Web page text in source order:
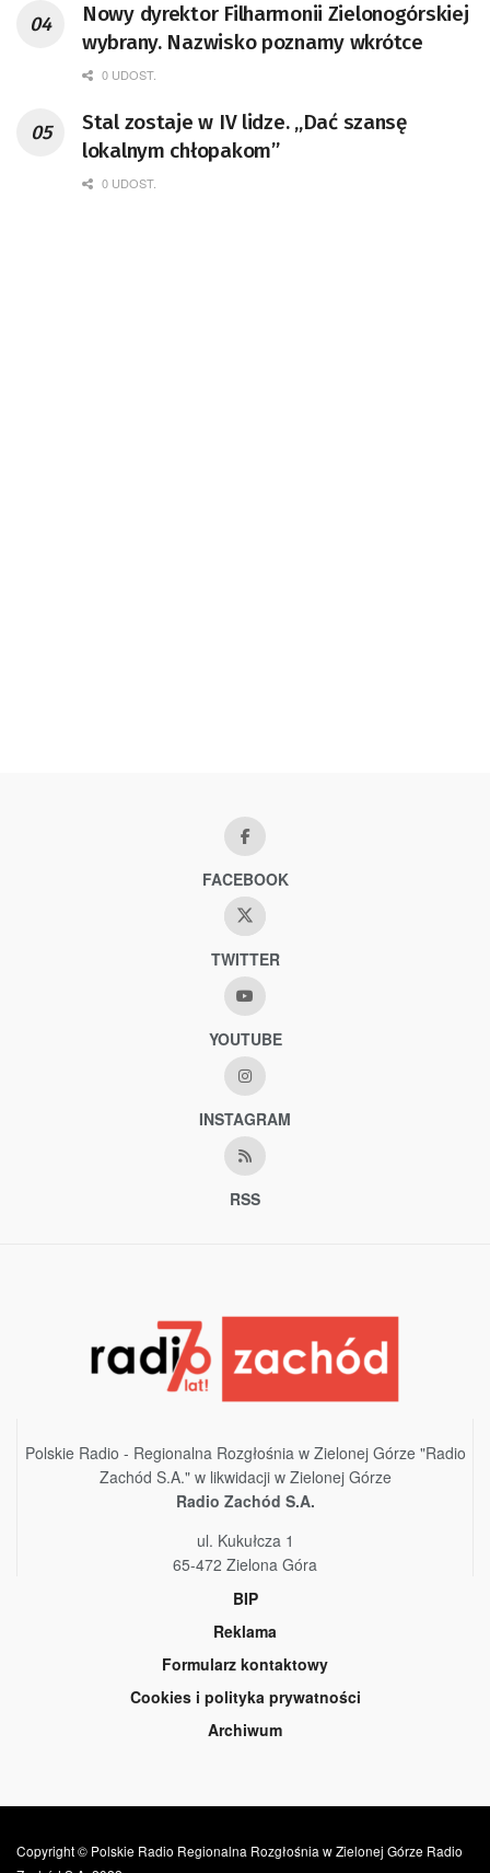
Nowy dyrektor Filharmonii Zielonogórskiej
wybrany. Nazwisko poznamy wkrótce
0 UDOST.
Stal zostaje w IV lidze. „Dać szansę
lokalnym chłopakom”
0 UDOST.
FACEBOOK
TWITTER
YOUTUBE
INSTAGRAM
RSS
Polskie Radio - Regionalna Rozgłośnia w Zielonej Górze "Radio
Zachód S.A." w likwidacji w Zielonej Górze
Radio Zachód S.A.
ul. Kukułcza 1
65-472 Zielona Góra
BIP
Reklama
Formularz kontaktowy
Cookies i polityka prywatności
Archiwum
Copyright © Polskie Radio Regionalna Rozgłośnia w Zielonej Górze Radio